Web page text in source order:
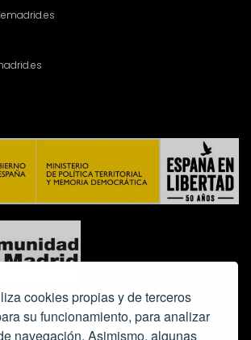
cookies propias y de terceros
su funcionamiento, para analizar
navegación. Asimismo, algunas